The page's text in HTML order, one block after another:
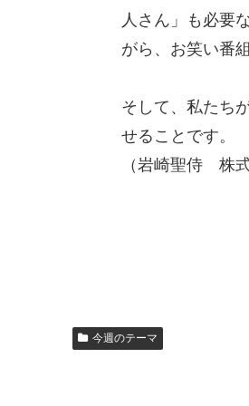
人さん」も必要
がら、お笑い番
そして、私たち
せることです。
（岩崎聖侍 株
今週のテーマ